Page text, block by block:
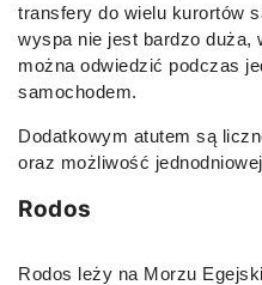
transfery do wielu kurortów
wyspa nie jest bardzo duża,
można odwiedzić podczas
samochodem.
Dodatkowym atutem są
oraz możliwość
Rodos
Rodos leży na Morzu